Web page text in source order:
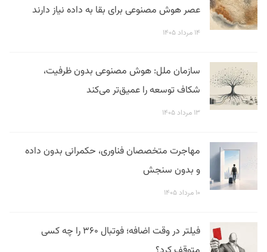
عصر هوش مصنوعی برای بقا به داده نیاز دارند
۱۴ مرداد ۱۴۰۵
سازمان ملل: هوش مصنوعی بدون ظرفیت،
شکاف توسعه را عمیق‌تر می‌کند
۱۳ مرداد ۱۴۰۵
مهاجرت متخصصان فناوری، حکمرانی بدون داده
و بدون سنجش
۱۰ مرداد ۱۴۰۵
فیلتر در وقت اضافه؛ فوتبال ۳۶۰ را چه کسی